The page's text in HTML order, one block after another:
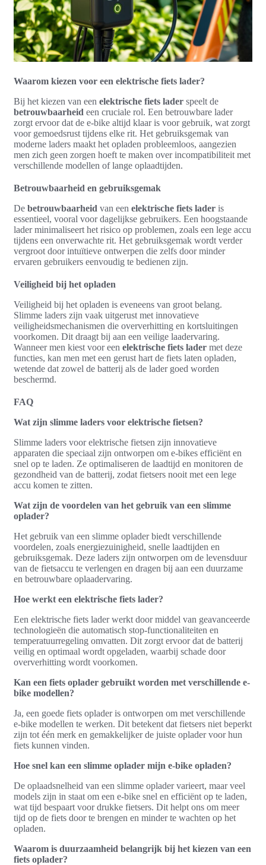
Waarom kiezen voor een elektrische fiets lader?
Bij het kiezen van een elektrische fiets lader speelt de
betrouwbaarheid een cruciale rol. Een betrouwbare lader
zorgt ervoor dat de e-bike altijd klaar is voor gebruik, wat zorgt
voor gemoedsrust tijdens elke rit. Het gebruiksgemak van
moderne laders maakt het opladen probleemloos, aangezien
men zich geen zorgen hoeft te maken over incompatibiliteit met
verschillende modellen of lange oplaadtijden.
Betrouwbaarheid en gebruiksgemak
De betrouwbaarheid van een elektrische fiets lader is
essentieel, vooral voor dagelijkse gebruikers. Een hoogstaande
lader minimaliseert het risico op problemen, zoals een lege accu
tijdens een onverwachte rit. Het gebruiksgemak wordt verder
vergroot door intuïtieve ontwerpen die zelfs door minder
ervaren gebruikers eenvoudig te bedienen zijn.
Veiligheid bij het opladen
Veiligheid bij het opladen is eveneens van groot belang.
Slimme laders zijn vaak uitgerust met innovatieve
veiligheidsmechanismen die oververhitting en kortsluitingen
voorkomen. Dit draagt bij aan een veilige laadervaring.
Wanneer men kiest voor een elektrische fiets lader met deze
functies, kan men met een gerust hart de fiets laten opladen,
wetende dat zowel de batterij als de lader goed worden
beschermd.
FAQ
Wat zijn slimme laders voor elektrische fietsen?
Slimme laders voor elektrische fietsen zijn innovatieve
apparaten die speciaal zijn ontworpen om e-bikes efficiënt en
snel op te laden. Ze optimaliseren de laadtijd en monitoren de
gezondheid van de batterij, zodat fietsers nooit met een lege
accu komen te zitten.
Wat zijn de voordelen van het gebruik van een slimme
oplader?
Het gebruik van een slimme oplader biedt verschillende
voordelen, zoals energiezuinigheid, snelle laadtijden en
gebruiksgemak. Deze laders zijn ontworpen om de levensduur
van de fietsaccu te verlengen en dragen bij aan een duurzame
en betrouwbare oplaadervaring.
Hoe werkt een elektrische fiets lader?
Een elektrische fiets lader werkt door middel van geavanceerde
technologieën die automatisch stop-functionaliteiten en
temperatuurregeling omvatten. Dit zorgt ervoor dat de batterij
veilig en optimaal wordt opgeladen, waarbij schade door
oververhitting wordt voorkomen.
Kan een fiets oplader gebruikt worden met verschillende e-
bike modellen?
Ja, een goede fiets oplader is ontworpen om met verschillende
e-bike modellen te werken. Dit betekent dat fietsers niet beperkt
zijn tot één merk en gemakkelijker de juiste oplader voor hun
fiets kunnen vinden.
Hoe snel kan een slimme oplader mijn e-bike opladen?
De oplaadsnelheid van een slimme oplader varieert, maar veel
models zijn in staat om een e-bike snel en efficiënt op te laden,
wat tijd bespaart voor drukke fietsers. Dit helpt ons om meer
tijd op de fiets door te brengen en minder te wachten op het
opladen.
Waarom is duurzaamheid belangrijk bij het kiezen van een
fiets oplader?